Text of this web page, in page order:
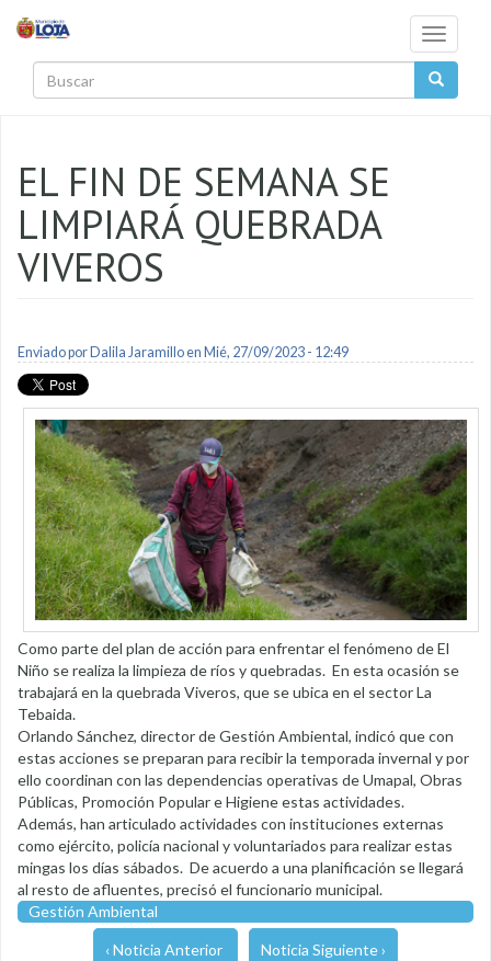
Toggle
EL FIN DE SEMANA SE
LIMPIARÁ QUEBRADA
VIVEROS
Enviado por Dalila Jaramilloen Mié, 27/09/2023 - 12:49
Como parte del plan de acción para enfrentar el fenómeno de El
Niño se realiza la limpieza de ríos y quebradas. En esta ocasión se
trabajará en la quebrada Viveros, que se ubica en el sector La
Tebaida.
Orlando Sánchez, director de Gestión Ambiental, indicó que con
estas acciones se preparan para recibir la temporada invernal y por
ello coordinan con las dependencias operativas de Umapal, Obras
Públicas, Promoción Popular e Higiene estas actividades.
Además, han articulado actividades con instituciones externas
como ejército, policía nacional y voluntariados para realizar estas
mingas los días sábados. De acuerdo a una planificación se llegará
al resto de afluentes, precisó el funcionario municipal.
Gestión Ambiental
‹ Noticia Anterior Noticia Siguiente ›